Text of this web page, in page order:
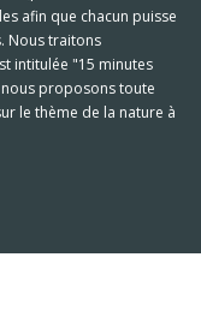
afin que chacun puisse
Nous traitons
intitulée "15 minutes
proposons toute
le thème de la nature à